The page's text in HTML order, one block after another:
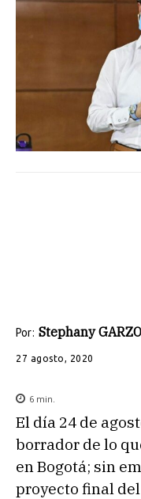
Por: Stephany
27 agosto, 2020
6 min.
El día 24 de
borrador de lo
en Bogotá; sin
proyecto final